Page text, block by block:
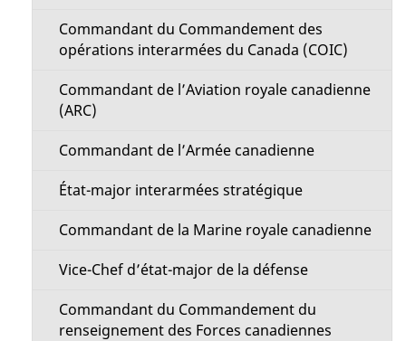
Commandant du Commandement des
opérations interarmées du Canada (COIC)
Commandant de l’Aviation royale canadienne
(ARC)
Commandant de l’Armée canadienne
État-major interarmées stratégique
Commandant de la Marine royale canadienne
Vice-Chef d’état-major de la défense
Commandant du Commandement du
renseignement des Forces canadiennes